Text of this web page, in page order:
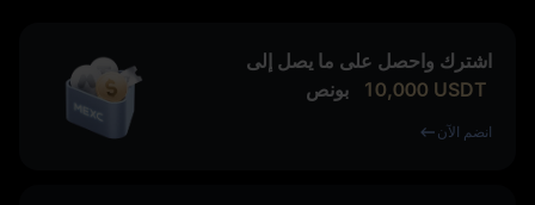
اشترك واحصل على ما يصل إلى
10,000 USDT بونص
انضم الآن